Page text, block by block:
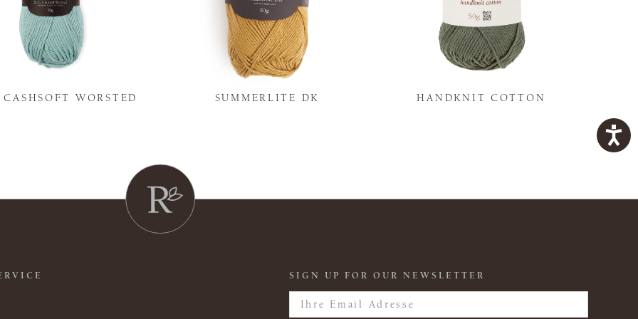
CASHSOFT WORSTED SUMMERLITE DK HANDKNIT COTTON
SIGN UP FOR OUR NEWSLETTER